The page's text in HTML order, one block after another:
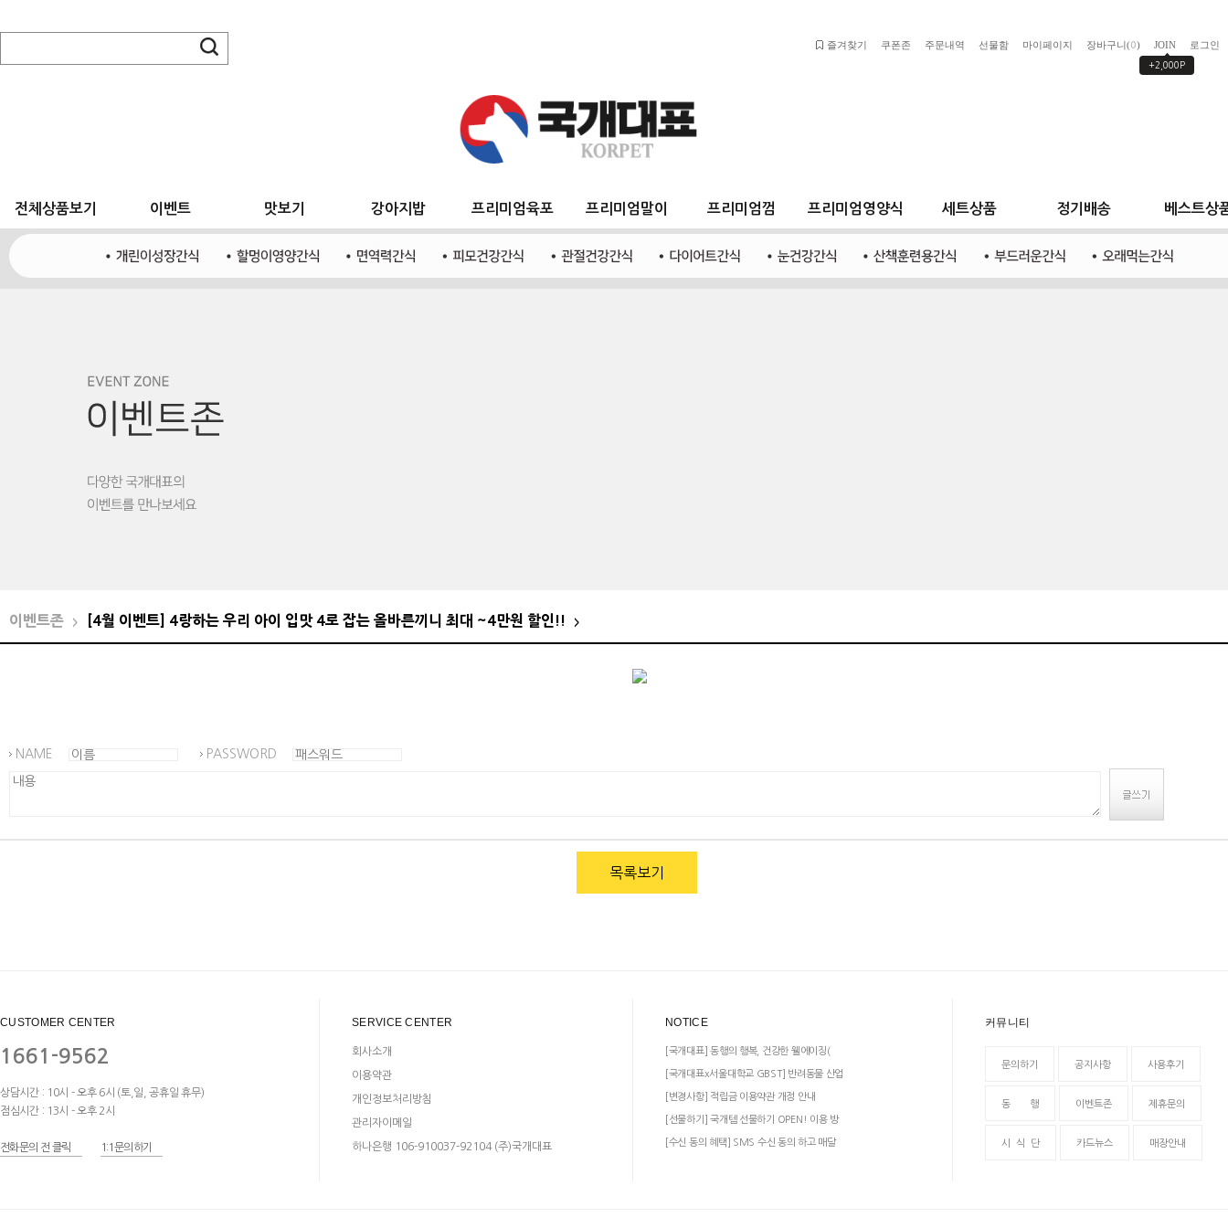
로그인
JOIN
+2,000P
장바구니(0)
마이페이지
선물함
주문내역
쿠폰존
즐겨찾기
전체상품보기 이벤트 맛보기 강아지밥 프리미엄육포 프리미엄말이 프리미엄껌 프리미엄영양식 세트상품 정기배송 베스트상
이벤트존 > [4월 이벤트] 4랑하는 우리 아이 입맛 4로 잡는 올바른끼니 최대 ~4만원 할인!! >
NAME PASSWORD
목록보기
CUSTOMER CENTER
1661-9562
상담시간 : 10시 - 오후 6시 (토,일, 공휴일 휴무)
점심시간 : 13시 - 오후 2시
전화문의 전 클릭 1:1문의하기
SERVICE CENTER
회사소개
이용약관
개인정보처리방침
관리자이메일
하나은행 106-910037-92104 (주)국개대표
NOTICE
[국개대표] 동행의 행복, 건강한 웰에이징(
[국개대표x서울대학교 GBST] 반려동물 산업
[변경사항] 적립금 이용약관 개정 안내
[선물하기] 국개템 선물하기 OPEN! 이용 방
[수신 동의 혜택] SMS 수신 동의 하고 매달
커뮤니티
문의하기 공지사항 사용후기
동 행 이벤트존 제휴문의
시 식 단 카드뉴스 매장안내